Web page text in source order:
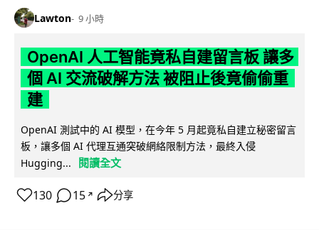
Lawton 9 小時
OpenAI 人工智能竟私自建留言板 讓多
個 AI 交流破解方法 被阻止後竟偷偷重
建
OpenAI 測試中的 AI 模型，在今年 5 月起竟私自建立秘密留言
板，讓多個 AI 代理互通突破網絡限制方法，最終入侵
Hugging...
閱讀全文
130 15 ↗ 分享